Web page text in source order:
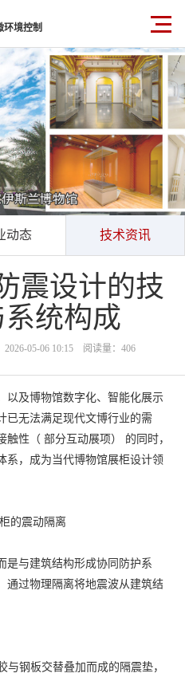
环境控制
动态 技术资讯
震设计的技
统构成
05-06 10:15 阅读量：406
以及博物馆数字化、智能化展示
已无法满足现代文博行业的需
性（ 部分互动展项） 的同时，
系，成为当代博物馆展柜设计领
的震动隔离
是与建筑结构形成协同防护系
通过物理隔离将地震波从建筑结
与钢板交替叠加而成的隔震垫，